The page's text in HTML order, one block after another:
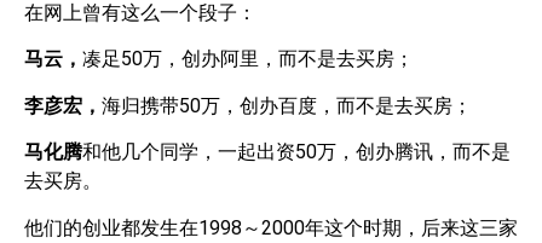
在网上曾有这么一个段子：
马云， 凑足50万，创办阿里，而不是去买房；
李彦宏， 海归携带50万，创办百度，而不是去买房；
马化腾和他几个同学，一起出资50万，创办腾讯，而不是
去买房。
他们的创业都发生在1998～2000年这个时期，后来这三家